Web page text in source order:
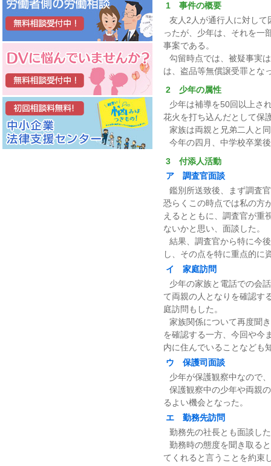
1 事件の概要
友人2人が通行人に対し
ったが、少年は、それを一
事案である。
勾留時点では、被疑事実
は、盗品等無償譲受罪とな
2 少年の属性
少年は補導を50回以上さ
花火を打ち込んだとして保
家族は両親と兄弟二人と
今年の四月、中学校卒業
3 付添人活動
ア 調査官面談
鑑別所送致後、まず調査
恐らくこの時点では私の方
えるとともに、調査官が重
ないかと思い、面談した。
結果、調査官から特に今
し、その点を特に重点的に
イ 家庭訪問
少年の家族と電話での会
て両親の人となりを確認す
庭訪問もした。
家族関係について再度聞
を確認する一方、今回や今
内に住んでいることなども
ウ 保護司面談
少年が保護観察中なので
保護観察中の少年や両親
るよい機会となった。
エ 勤務先訪問
勤務先の社長とも面談し
勤務時の態度を聞き取る
てくれると言うことを約束